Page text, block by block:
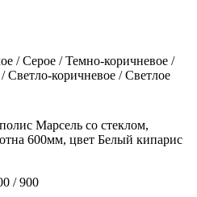
/ Серое / Темно-коричневое /
Светло-коричневое / Светлое
Марсель со стеклом,
600мм, цвет Белый кипарис
/ 900